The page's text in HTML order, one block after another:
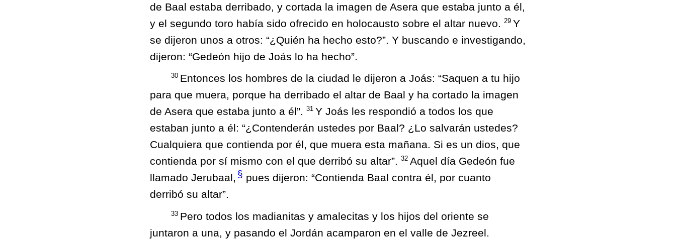
de Baal estaba derribado, y cortada la imagen de Asera que estaba junto a él,
y el segundo toro había sido ofrecido en holocausto sobre el altar nuevo.
29 Y
se dijeron unos a otros: “¿Quién ha hecho esto?”. Y buscando e investigando,
dijeron: “Gedeón hijo de Joás lo ha hecho”.
30 Entonces los hombres de la ciudad le dijeron a Joás: “Saquen a tu hijo
para que muera, porque ha derribado el altar de Baal y ha cortado la imagen
de Asera que estaba junto a él”. 31 Y Joás les respondió a todos los que
estaban junto a él: “¿Contenderán ustedes por Baal? ¿Lo salvarán ustedes?
Cualquiera que contienda por él, que muera esta mañana. Si es un dios, que
contienda por sí mismo con el que derribó su altar”. 32 Aquel día Gedeón fue
llamado Jerubaal, § pues dijeron: “Contienda Baal contra él, por cuanto
derribó su altar”.
33 Pero todos los madianitas y amalecitas y los hijos del oriente se
juntaron a una, y pasando el Jordán acamparon en el valle de Jezreel.